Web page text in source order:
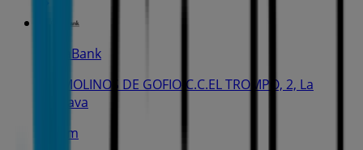
CaixaBank
AV. MOLINOS DE GOFIO-C.C.EL TROMPO, 2, La
Orotava
2.3 km